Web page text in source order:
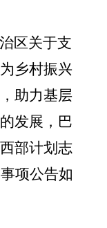
区关于支
为乡村振兴
助力基层
发展 ， 巴
部计划志
事项公告如